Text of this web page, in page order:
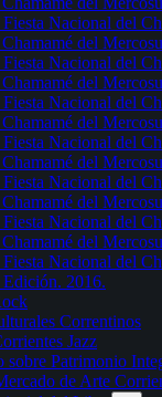
Fiesta Nacional del
del
Fiesta Nacional del
del
Fiesta Nacional del
del
Fiesta Nacional del
del
Fiesta Nacional del
del
Fiesta Nacional del
del
Fiesta Nacional del
Edición. 2016.
Correntinos
Jazz
sobre Patrimonio
de Arte